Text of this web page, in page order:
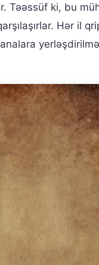
Təəssüf ki, bu
Hər il